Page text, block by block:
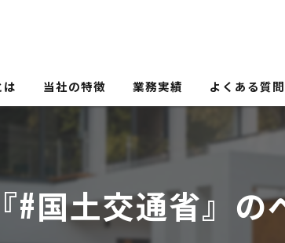
当社の特徴
機械設備
省エネ
業務実績 よくある質問
#国土交通省』の